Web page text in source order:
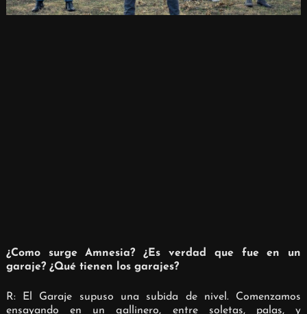
¿Como surge Amnesia? ¿Es verdad que fue en un
garaje? ¿Qué tienen los garajes?
R: El Garaje supuso una subida de nivel. Comenzamos
ensayando en un gallinero, entre soletas, palas, y